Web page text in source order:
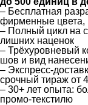
– Бесплатная
фирменные
– Полный цикл на
лишних наценок
– Трёхуровневый
шов и вид
– Экспресс-
срочный тираж от
– 30+ лет опыта:
промо-текстилю